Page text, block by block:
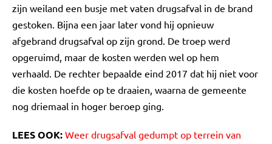
zijn weiland een busje met vaten drugsafval in de brand
gestoken. Bijna een jaar later vond hij opnieuw
afgebrand drugsafval op zijn grond. De troep werd
opgeruimd, maar de kosten werden wel op hem
verhaald. De rechter bepaalde eind 2017 dat hij niet voor
die kosten hoefde op te draaien, waarna de gemeente
nog driemaal in hoger beroep ging.
LEES OOK: Weer drugsafval gedumpt op terrein van